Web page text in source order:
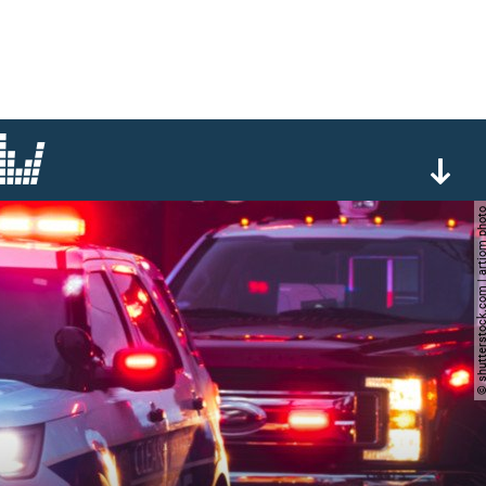
©